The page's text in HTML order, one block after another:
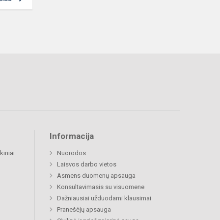
Informacija
Nuorodos
Laisvos darbo vietos
Asmens duomenų apsauga
Konsultavimasis su visuomene
Dažniausiai užduodami klausimai
Pranešėjų apsauga